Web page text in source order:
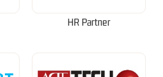
HR Partner